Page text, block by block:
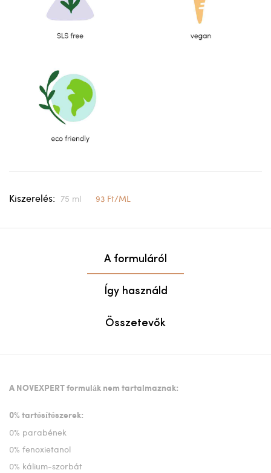
Kiszerelés: 75 ml 93 Ft/ML
A formuláról
Így használd
Összetevők
A NOVEXPERT formulák nem tartalmaznak:
0% tartósítószerek:
0% parabének
0% fenoxietanol
0% kálium-szorbát